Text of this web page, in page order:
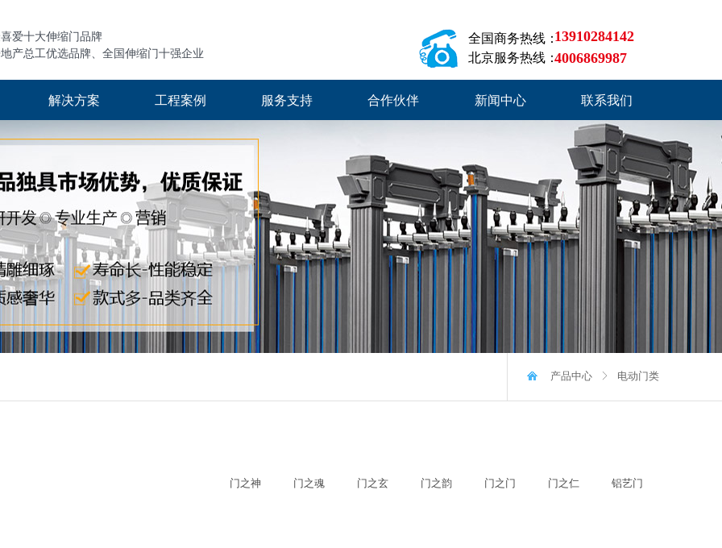
解决方案 工程案例 服务支持 合作伙伴 新闻中心 联系我们
爱十大伸缩门品牌
产总工优选品牌、全国伸缩门十强企业
全国商务热线：
北京服务热线：
13910284142
4006869987
产品中心 ꁕ 电动门类
门之神 门之魂 门之玄 门之韵 门之门 门之仁 铝艺门